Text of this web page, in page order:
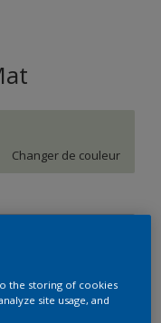
Changer de couleur
the storing of cookies
site usage, and